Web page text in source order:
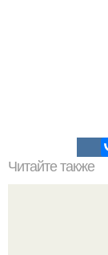
Читайте также